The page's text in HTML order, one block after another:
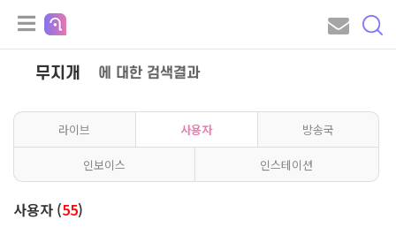
무지개 에 대한 검색결과
라이브 사용자 방송국
인보이스 인스테이션
사용자 (55)